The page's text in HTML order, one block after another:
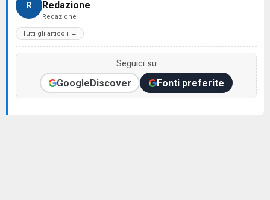
R Redazione
Redazione
Tutti gli articoli →
Seguici su
GoogleDiscover Fonti preferite